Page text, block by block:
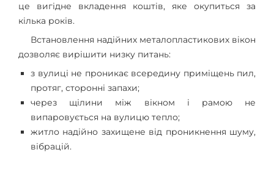
це вигідне вкладення коштів, яке окупиться за
кілька років.
Встановлення надійних металопластикових вікон
дозволяє вирішити низку питань:
з вулиці не проникає всередину приміщень пил,
протяг, сторонні запахи;
через щілини між вікном і рамою не
випаровується на вулицю тепло;
житло надійно захищене від проникнення шуму,
вібрацій.